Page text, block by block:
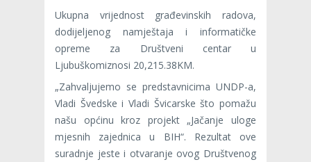
Ukupna vrijednost građevinskih radova,
dodijeljenog namještaja i informatičke
opreme za Društveni centar u
Ljubuškomiznosi 20,215.38KM.
„Zahvaljujemo se predstavnicima UNDP-a,
Vladi Švedske i Vladi Švicarske što pomažu
našu općinu kroz projekt „Jačanje uloge
mjesnih zajednica u BIH“. Rezultat ove
suradnje jeste i otvaranje ovog Društvenog